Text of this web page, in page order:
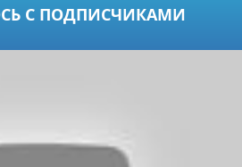
С ПОДПИСЧИКАМИ